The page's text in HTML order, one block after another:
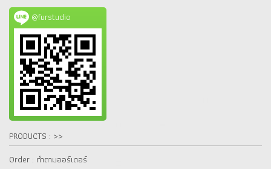
@furstudio
PRODUCTS : >>
Order : ทำตามออร์เดอร์